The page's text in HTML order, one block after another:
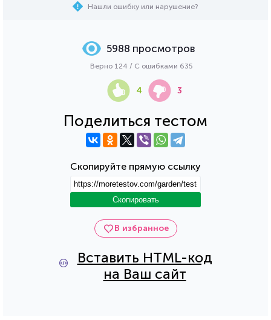
Нашли ошибку или нарушение?
В избранное
Вставить HTML-код
на Ваш сайт
Поделиться тестом
Скопируйте прямую ссылку
Скопировать
5988 просмотров
Верно 124 / С ошибками 635
4 3